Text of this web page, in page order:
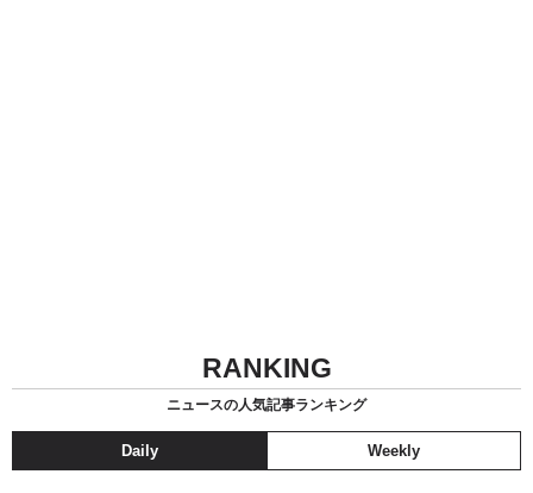
RANKING
ニュースの人気記事ランキング
Daily Weekly